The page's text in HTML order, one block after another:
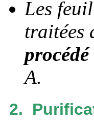
Les
traitées
A.
2.